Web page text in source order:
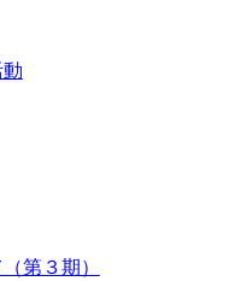
第３期）